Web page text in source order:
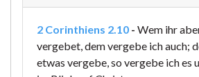
2 Corinthiens 2.10 - Wem ihr
vergebet, dem vergebe ich auch;
etwas vergebe, so vergebe ich es